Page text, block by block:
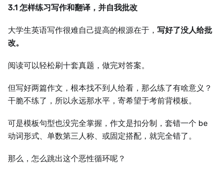
3.1 怎样练习写作和翻译，并自我批改
大学生英语写作很难自己提高的根源在于， 写好了没人给批
改。
阅读可以轻松刷十套真题，做完对答案。
但写好两篇作文，根本找不到人给看，那么练了有啥意义？
干脆不练了，所以永远那水平，寄希望于考前背模板。
可是模板句型也没完全掌握，作文是扣分制，套错一个 be
动词形式、单数第三人称、或固定搭配，就完全错了。
那么，怎么跳出这个恶性循环呢？